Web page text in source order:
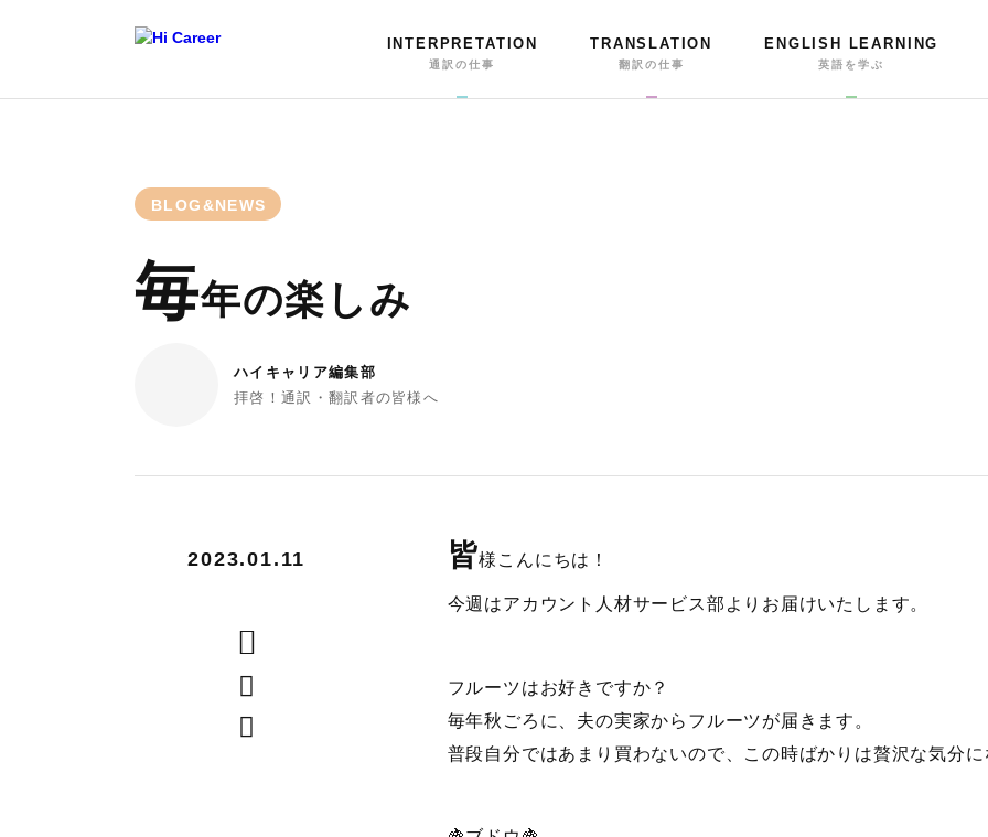
INTERPRETATION
通訳の仕事
TRANSLATION
翻訳の仕事
ENGLISH LEARNING
英語を学ぶ
BLOG&NEWS
毎年の楽しみ
ハイキャリア編集部
拝啓！通訳・翻訳者の皆様へ
2023.01.11 皆様こんにちは！
今週はアカウント人材サービス部よりお届けいたします。
フルーツはお好きですか？
毎年秋ごろに、夫の実家からフルーツが届きます。
普段自分ではあまり買わないので、この時ばかりは贅沢な気分